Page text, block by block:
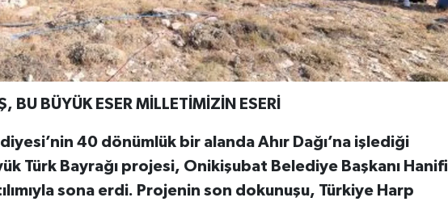
BU BÜYÜK ESER MİLLETİMİZİN ESERİ
40 dönümlük bir alanda Ahır Dağı’na işlediği
Türk Bayrağı projesi, Onikişubat Belediye Başkanı Hanifi
sona erdi. Projenin son dokunuşu, Türkiye Harp